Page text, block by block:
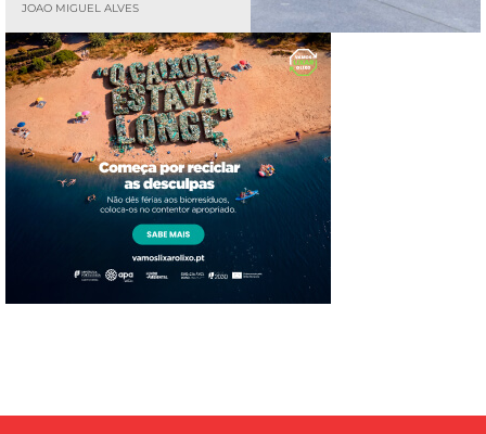
JOAO MIGUEL ALVES